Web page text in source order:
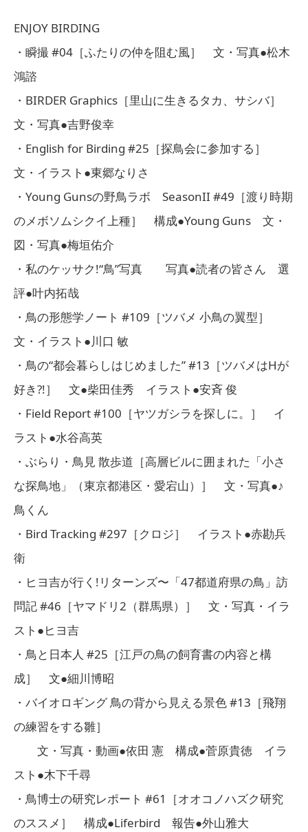
ENJOY BIRDING
・瞬撮 #04［ふたりの仲を阻む風］ 文・写真●松木
鴻諮
・BIRDER Graphics［里山に生きるタカ、サシバ］
文・写真●吉野俊幸
・English for Birding #25［探鳥会に参加する］
文・イラスト●東郷なりさ
・Young Gunsの野鳥ラボ SeasonII #49［渡り時期
のメボソムシクイ上種］ 構成●Young Guns 文・
図・写真●梅垣佑介
・私のケッサク!“鳥”写真 写真●読者の皆さん 選
評●叶内拓哉
・鳥の形態学ノート #109［ツバメ 小鳥の翼型］
文・イラスト●川口 敏
・鳥の“都会暮らしはじめました” #13［ツバメはHが
好き?!］ 文●柴田佳秀 イラスト●安斉 俊
・Field Report #100［ヤツガシラを探しに。］ イ
ラスト●水谷高英
・ぶらり・鳥見 散歩道［高層ビルに囲まれた「小さ
な探鳥地」（東京都港区・愛宕山）］ 文・写真●♪
鳥くん
・Bird Tracking #297［クロジ］ イラスト●赤勘兵
衛
・ヒヨ吉が行く!リターンズ〜「47都道府県の鳥」訪
問記 #46［ヤマドリ2（群馬県）］ 文・写真・イラ
スト●ヒヨ吉
・鳥と日本人 #25［江戸の鳥の飼育書の内容と構
成］ 文●細川博昭
・バイオロギング 鳥の背から見える景色 #13［飛翔
の練習をする雛］
文・写真・動画●依田 憲 構成●菅原貴徳 イラ
スト●木下千尋
・鳥博士の研究レポート #61［オオコノハズク研究
のススメ］ 構成●Liferbird 報告●外山雅大